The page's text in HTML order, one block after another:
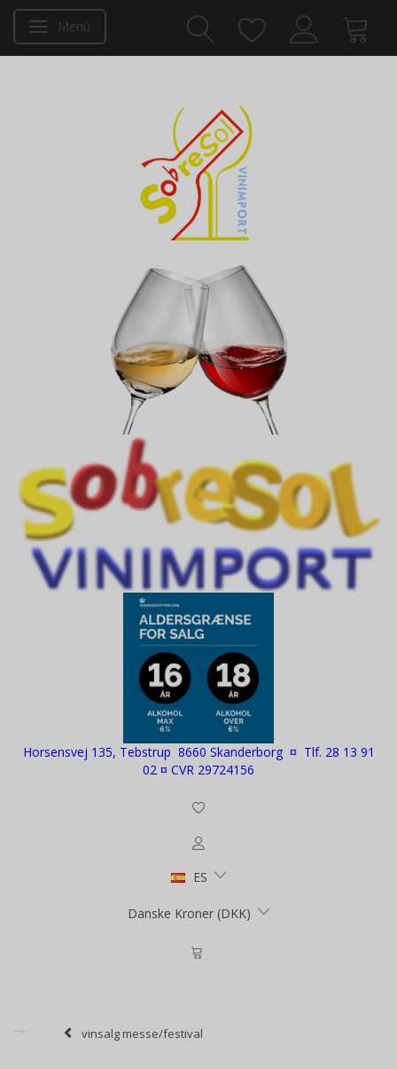
Navegación de palanca
Menú
Horsensvej 135, Tebstrup 8660 Skanderborg ¤ Tlf. 28 13 91
02 ¤ CVR 29724156
ES
Danske Kroner (DKK)
vinsalg messe/festival